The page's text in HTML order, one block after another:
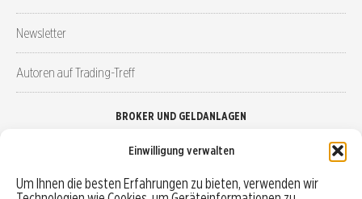
Einwilligung verwalten
Um Ihnen die besten Erfahrungen zu bieten, verwenden wir
Newsletter
Autoren auf Trading-Treff
BROKER UND GELDANLAGEN